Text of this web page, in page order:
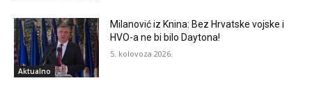
Aktualno
Milanović iz Knina: Bez Hrvatske vojske i
HVO-a ne bi bilo Daytona!
5. kolovoza 2026.